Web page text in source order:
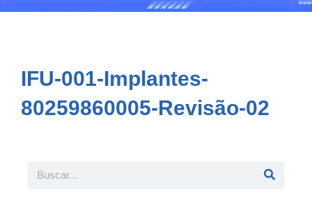
IFU-001-Implantes-
80259860005-Revisão-02